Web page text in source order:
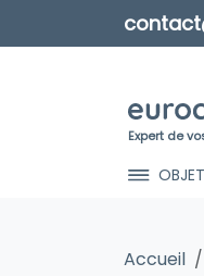
Expert de
Accueil